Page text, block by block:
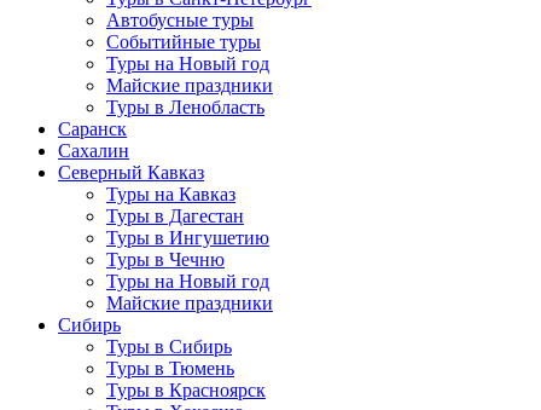
Автобусные туры
Событийные туры
Туры на Новый год
Майские праздники
Туры в Ленобласть
Саранск
Сахалин
Северный Кавказ
Туры на Кавказ
Туры в Дагестан
Туры в Ингушетию
Туры в Чечню
Туры на Новый год
Майские праздники
Сибирь
Туры в Сибирь
Туры в Тюмень
Туры в Красноярск